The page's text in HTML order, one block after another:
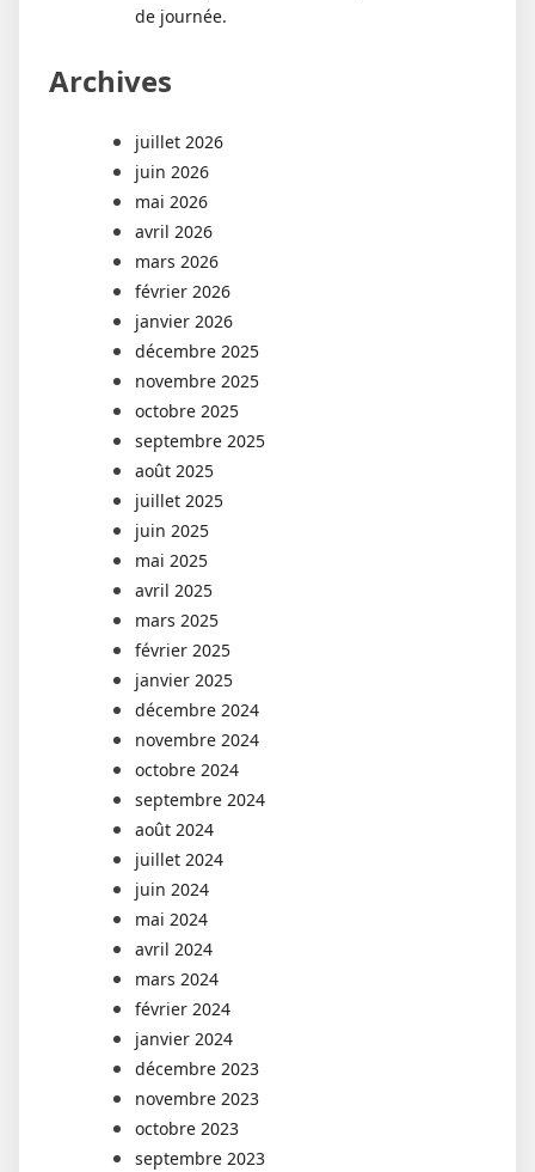
de journée.
Archives
juillet 2026
juin 2026
mai 2026
avril 2026
mars 2026
février 2026
janvier 2026
décembre 2025
novembre 2025
octobre 2025
septembre 2025
août 2025
juillet 2025
juin 2025
mai 2025
avril 2025
mars 2025
février 2025
janvier 2025
décembre 2024
novembre 2024
octobre 2024
septembre 2024
août 2024
juillet 2024
juin 2024
mai 2024
avril 2024
mars 2024
février 2024
janvier 2024
décembre 2023
novembre 2023
octobre 2023
septembre 2023